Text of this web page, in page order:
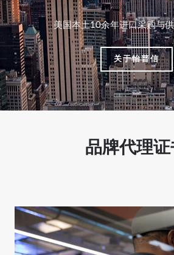
美国本土10余年进口采购与
关于怡普信
品牌代理